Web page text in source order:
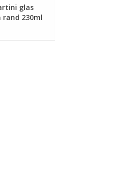
glas
rand 230ml